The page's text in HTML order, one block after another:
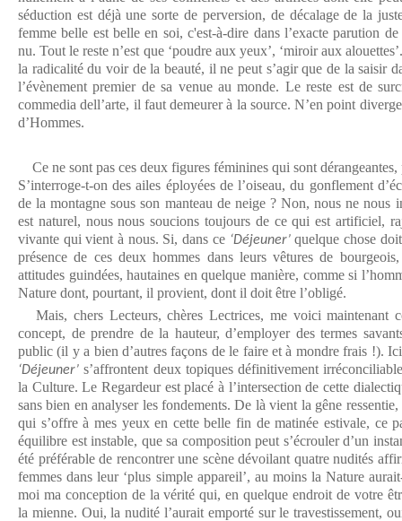
séduction est déjà une sorte de perversion, de décalage de la
femme belle est belle en soi, c'est-à-dire dans l’exacte parution
nu. Tout le reste n’est que ‘poudre aux yeux’, ‘miroir aux
la radicalité du voir de la beauté, il ne peut s’agir que de la saisir
l’évènement premier de sa venue au monde. Le reste est de
commedia dell’arte, il faut demeurer à la source. N’en point
d’Hommes.
Ce ne sont pas ces deux figures féminines qui sont
S’interroge-t-on des ailes éployées de l’oiseau, du gonflement
de la montagne sous son manteau de neige ? Non, nous ne nous
est naturel, nous nous soucions toujours de ce qui est artificiel,
vivante qui vient à nous. Si, dans ce ‘Déjeuner’quelque chose
présence de ces deux hommes dans leurs vêtures de
attitudes guindées, hautaines en quelque manière, comme si
Nature dont, pourtant, il provient, dont il doit être l’obligé.
Mais, chers Lecteurs, chères Lectrices, me voici maintenant
concept, de prendre de la hauteur, d’employer des termes
public (il y a bien d’autres façons de le faire et à mondre frais !).
‘Déjeuner’ s’affrontent deux topiques définitivement
la Culture. Le Regardeur est placé à l’intersection de cette
sans bien en analyser les fondements. De là vient la gêne
qui s’offre à mes yeux en cette belle fin de matinée estivale, ce
équilibre est instable, que sa composition peut s’écrouler d’un
été préférable de rencontrer une scène dévoilant quatre nudités
femmes dans leur ‘plus simple appareil’, au moins la Nature
moi ma conception de la vérité qui, en quelque endroit de votre
la mienne. Oui, la nudité l’aurait emporté sur le travestissement,